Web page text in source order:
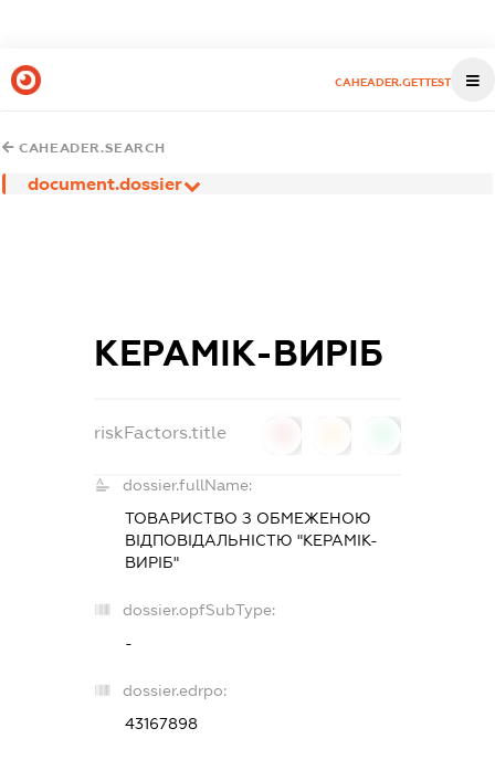
CAHEADER.GETTEST
CAHEADER.SEARCH
document.dossier
КЕРАМІК-ВИРІБ
riskFactors.title
dossier.fullName:
ТОВАРИСТВО З ОБМЕЖЕНОЮ
ВІДПОВІДАЛЬНІСТЮ "КЕРАМІК-
ВИРІБ"
dossier.opfSubType:
-
dossier.edrpo:
43167898